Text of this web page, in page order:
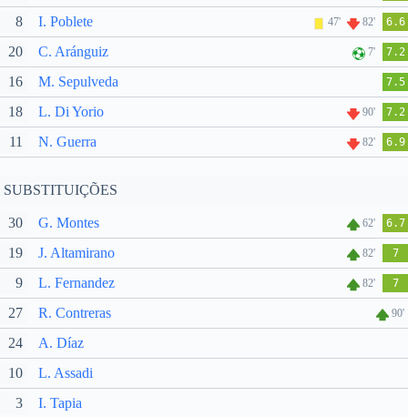
8 I. Poblete 47' 82' 6.6
20 C. Aránguiz 7' 7.2
16 M. Sepulveda 7.5
18 L. Di Yorio 90' 7.2
11 N. Guerra 82' 6.9
SUBSTITUIÇÕES
30 G. Montes 62' 6.7
19 J. Altamirano 82' 7
9 L. Fernandez 82' 7
27 R. Contreras 90'
24
A. Díaz
10
L. Assadi
3
I. Tapia